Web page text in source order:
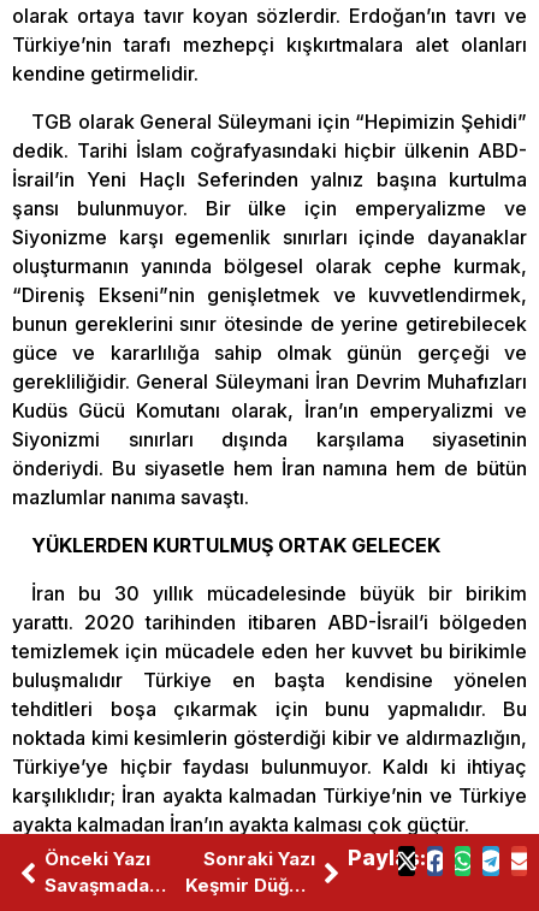
olarak ortaya tavır koyan sözlerdir. Erdoğan’ın tavrı ve
Türkiye’nin tarafı mezhepçi kışkırtmalara alet olanları
kendine getirmelidir.
TGB olarak General Süleymani için “Hepimizin Şehidi”
dedik. Tarihi İslam coğrafyasındaki hiçbir ülkenin ABD-
İsrail’in Yeni Haçlı Seferinden yalnız başına kurtulma
şansı bulunmuyor. Bir ülke için emperyalizme ve
Siyonizme karşı egemenlik sınırları içinde dayanaklar
oluşturmanın yanında bölgesel olarak cephe kurmak,
“Direniş Ekseni”nin genişletmek ve kuvvetlendirmek,
bunun gereklerini sınır ötesinde de yerine getirebilecek
güce ve kararlılığa sahip olmak günün gerçeği ve
gerekliliğidir. General Süleymani İran Devrim Muhafızları
Kudüs Gücü Komutanı olarak, İran’ın emperyalizmi ve
Siyonizmi sınırları dışında karşılama siyasetinin
önderiydi. Bu siyasetle hem İran namına hem de bütün
mazlumlar nanıma savaştı.
YÜKLERDEN KURTULMUŞ ORTAK GELECEK
İran bu 30 yıllık mücadelesinde büyük bir birikim
yarattı. 2020 tarihinden itibaren ABD-İsrail’i bölgeden
temizlemek için mücadele eden her kuvvet bu birikimle
buluşmalıdır Türkiye en başta kendisine yönelen
tehditleri boşa çıkarmak için bunu yapmalıdır. Bu
noktada kimi kesimlerin gösterdiği kibir ve aldırmazlığın,
Türkiye’ye hiçbir faydası bulunmuyor. Kaldı ki ihtiyaç
karşılıklıdır; İran ayakta kalmadan Türkiye’nin ve Türkiye
ayakta kalmadan İran’ın ayakta kalması çok güçtür.
Uzun tarihlerimizde yaşanan siyasi anlaşmazlıkları,
bırakalım tarih yazsın, tarihçiler ve tarihi öğrenenler
Önceki Yazı
Savaşmadan Bağımsızlık Mümkün Mü?
Sonraki Yazı
Keşmir Düğümünün Çözümü Avrasya’da
Paylaş: